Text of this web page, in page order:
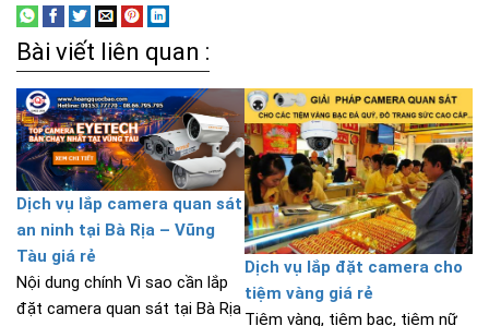
Bài viết liên quan :
Dịch vụ lắp camera quan sát
an ninh tại Bà Rịa – Vũng
Tàu giá rẻ
Nội dung chính Vì sao cần lắp
đặt camera quan sát tại Bà Rịa
Dịch vụ lắp đặt camera cho
tiệm vàng giá rẻ
Tiệm vàng, tiệm bạc, tiệm nữ